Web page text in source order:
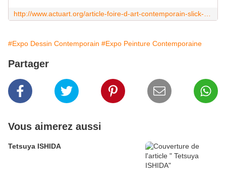
#Expo Dessin Contemporain #Expo Peinture Contemporaine
Partager
Vous aimerez aussi
Tetsuya ISHIDA